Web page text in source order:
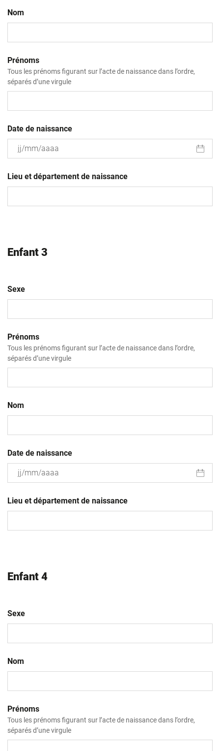
Nom
Prénoms
Tous les prénoms figurant sur l’acte de naissance dans l’ordre,
séparés d’une virgule
Date de naissance
slash
MM
Lieu et département de naissance
Enfant 3
Sexe
Prénoms
Tous les prénoms figurant sur l’acte de naissance dans l’ordre,
séparés d’une virgule
Nom
Date de naissance
slash
MM
Lieu et département de naissance
Enfant 4
Sexe
Nom
Prénoms
Tous les prénoms figurant sur l’acte de naissance dans l’ordre,
séparés d’une virgule